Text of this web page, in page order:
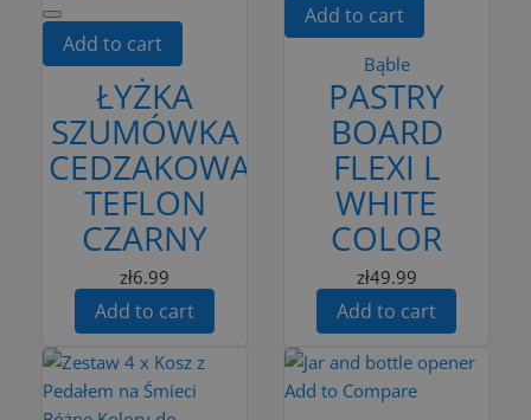
Add to cart
ŁYŻKA
SZUMÓWKA
CEDZAKOWA
TEFLON
CZARNY
zł6.99
Add to cart
Add to cart
Bąble
PASTRY
BOARD
FLEXI L
WHITE
COLOR
zł49.99
Add to cart
Add to Compare